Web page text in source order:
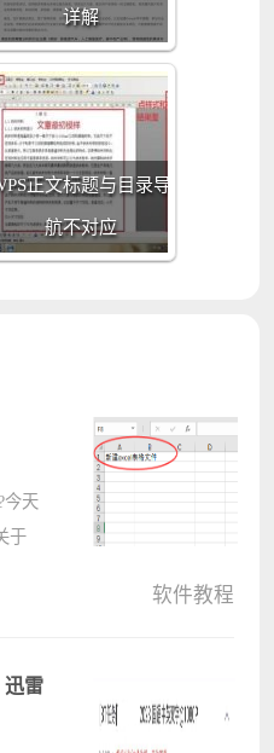
详解
正文标题与目录导
航不对应
天
于
段
软件教程
迅雷